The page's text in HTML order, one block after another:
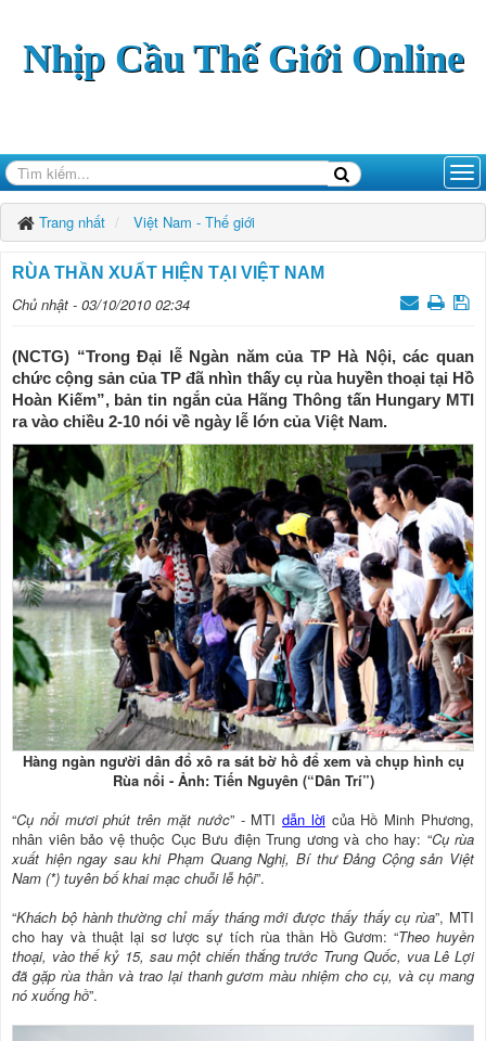
Nhịp Cầu Thế Giới Online
Trang nhất Việt Nam - Thế giới
RÙA THẦN XUẤT HIỆN TẠI VIỆT NAM
Chủ nhật - 03/10/2010 02:34
(NCTG) “Trong Đại lễ Ngàn năm của TP Hà Nội, các quan
chức cộng sản của TP đã nhìn thấy cụ rùa huyền thoại tại Hồ
Hoàn Kiếm”, bản tin ngắn của Hãng Thông tấn Hungary MTI
ra vào chiều 2-10 nói về ngày lễ lớn của Việt Nam.
Hàng ngàn người dân đổ xô ra sát bờ hồ để xem và chụp hình cụ
Rùa nổi - Ảnh: Tiến Nguyên (“Dân Trí”)
“Cụ nổi mươi phút trên mặt nước” - MTIdẫn lờicủa Hồ Minh Phương,
nhân viên bảo vệ thuộc Cục Bưu điện Trung ương và cho hay: “Cụ rùa
xuất hiện ngay sau khi Phạm Quang Nghị, Bí thư Đảng Cộng sản Việt
Nam (*) tuyên bố khai mạc chuỗi lễ hội”.
“Khách bộ hành thường chỉ mấy tháng mới được thấy thấy cụ rùa”, MTI
cho hay và thuật lại sơ lược sự tích rùa thần Hồ Gươm: “Theo huyền
thoại, vào thế kỷ 15, sau một chiến thắng trước Trung Quốc, vua Lê Lợi
đã gặp rùa thần và trao lại thanh gươm màu nhiệm cho cụ, và cụ mang
nó xuống hồ”.